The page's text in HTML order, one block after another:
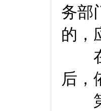
务部
的，
在
后，
第